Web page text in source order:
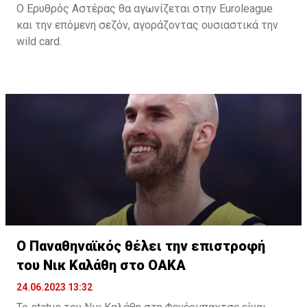
Ο Ερυθρός Αστέρας θα αγωνίζεται στην Euroleague
και την επόμενη σεζόν, αγοράζοντας ουσιαστικά την
wild card.
την συμμετοχή της και την νέα σεζόν στην Euroleague.
Η παρουσία της Παρτιζάν, ως κατόχου της Αδριατικής
Λίγκας ήταν δεδομένη, με τον Ερυθρό Αστέρα,
σύμφωνα με το δημοσίευμα, να πληρώνει στη
διοργάνωση 500.000 ευρώ και να εξασφαλίζει την
συμμετοχή της και την επόμενη περίοδο.
Το μόνο που μένει είναι να ανακοινωθεί και επίσημα,
κάτι που θα γίνει το επόμενο χρονικό διάστημα, όπου
θα αποφασιστεί και η συμμετοχή της Βαλένθια ή της
Τουρκ Τέλεκομ στην Euroleague της νέας σεζόν.
Ο Παναθηναϊκός θέλει την επιστροφή
του Νικ Καλάθη στο ΟΑΚΑ
24.06.2023 13:32